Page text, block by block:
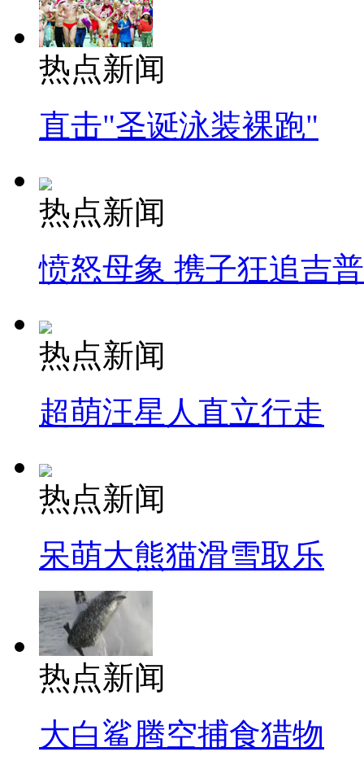
热点新闻
直击"圣诞泳装裸跑"
热点新闻
愤怒母象 携子狂追吉
热点新闻
超萌汪星人直立行走
热点新闻
呆萌大熊猫滑雪取乐
热点新闻
大白鲨腾空捕食猎物